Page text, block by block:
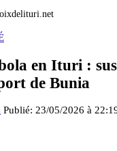
en Ituri :
de Bunia
Publié: 23/05/2026 à